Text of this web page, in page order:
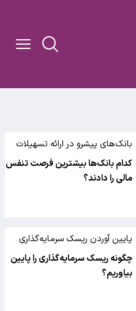
بانک‌های پیشرو در ارائه تسهیلات
امهالی
کدام بانک‌ها بیشترین فرصت تنفس
مالی را دادند؟
پایین آوردن ریسک سرمایه‌گذاری
چگونه ریسک سرمایه‌گذاری را پایین
بیاوریم؟